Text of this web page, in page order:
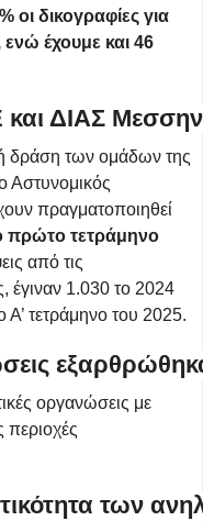
οι δικογραφίες για
ενώ έχουμε και 46
ΔΙΑΣ
δράση των ομάδων της
πραγματοποιηθεί
πρώτο τετράμηνο
από τις
έγιναν 1.030 το 2024
τετράμηνο του 2025.
οργανώσεις με
των